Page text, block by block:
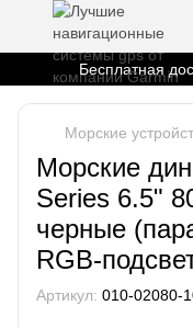
Бесплатная
Морские
Морские
Series 6.5"
черные
RGB-
Артикул: 010-02080-